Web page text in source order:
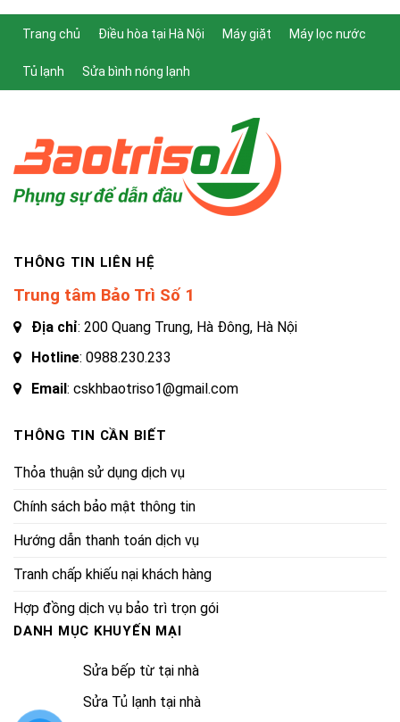
Trang chủ Điều hòa tại Hà Nội Máy giặt Máy lọc nước
Tủ lạnh Sửa bình nóng lạnh
THÔNG TIN LIÊN HỆ
Trung tâm Bảo Trì Số 1
Địa chỉ: 200 Quang Trung, Hà Đông, Hà Nội
Hotline: 0988.230.233
Email: cskhbaotriso1@gmail.com
THÔNG TIN CẦN BIẾT
Thỏa thuận sử dụng dịch vụ
Chính sách bảo mật thông tin
Hướng dẫn thanh toán dịch vụ
Tranh chấp khiếu nại khách hàng
Hợp đồng dịch vụ bảo trì trọn gói
DANH MỤC KHUYẾN MẠI
Sửa bếp từ tại nhà
Sửa Tủ lạnh tại nhà